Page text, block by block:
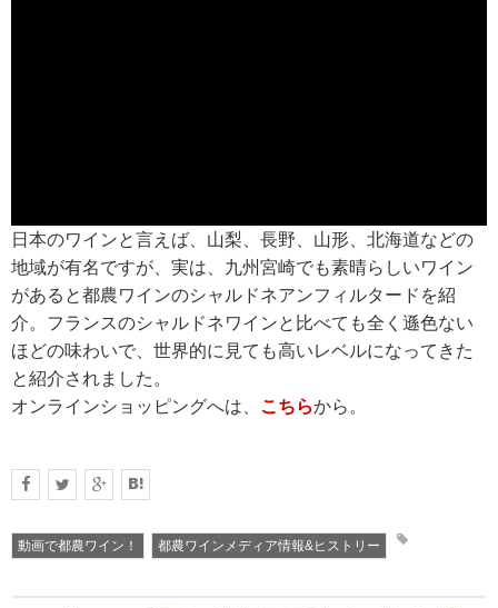
RECRUIT
求人情報
DATA
日本のワインと言えば、山梨、長野、山形、北海道などの
地域が有名ですが、実は、九州宮崎でも素晴らしいワイン
があると都農ワインのシャルドネアンフィルタードを紹
介。フランスのシャルドネワインと比べても全く遜色ない
ほどの味わいで、世界的に見ても高いレベルになってきた
と紹介されました。
オンラインショッピングへは、 こちらから。
動画で都農ワイン！ 都農ワインメディア情報&ヒストリー